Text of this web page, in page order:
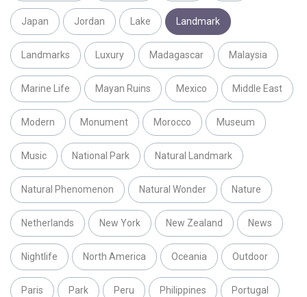
Japan Jordan Lake Landmark
Landmarks Luxury Madagascar Malaysia
Marine Life Mayan Ruins Mexico Middle East
Modern Monument Morocco Museum
Music National Park Natural Landmark
Natural Phenomenon Natural Wonder Nature
Netherlands New York New Zealand News
Nightlife North America Oceania Outdoor
Paris Park Peru Philippines Portugal